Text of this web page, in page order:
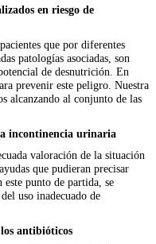
en riesgo de
que por diferentes
patologías asociadas, son
de desnutrición. En
prevenir este peligro. Nuestra
alcanzando al conjunto de las
incontinencia urinaria
valoración de la situación
que pudieran precisar
punto de partida, se
uso inadecuado de
antibióticos